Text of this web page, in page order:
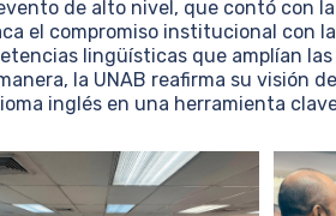
de alto nivel, que contó con
el compromiso institucional con
lingüísticas que amplían
la UNAB reafirma su visión
inglés en una herramienta